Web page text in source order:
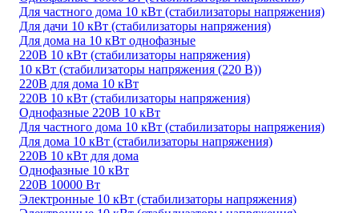
Для частного дома 10 кВт (стабилизаторы напряжения)
Для дачи 10 кВт (стабилизаторы напряжения)
Для дома на 10 кВт однофазные
220В 10 кВт (стабилизаторы напряжения)
10 кВт (стабилизаторы напряжения (220 В))
220В для дома 10 кВт
220В 10 кВт (стабилизаторы напряжения)
Однофазные 220В 10 кВт
Для частного дома 10 кВт (стабилизаторы напряжения)
Для дома 10 кВт (стабилизаторы напряжения)
220В 10 кВт для дома
Однофазные 10 кВт
220В 10000 Вт
Электронные 10 кВт (стабилизаторы напряжения)